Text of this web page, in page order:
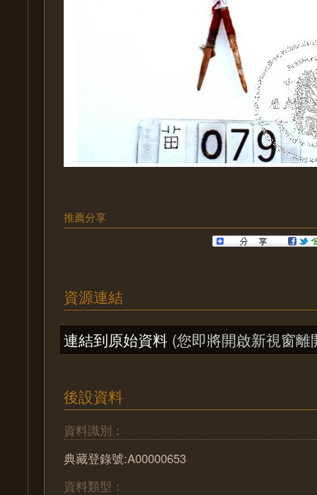
推薦分享
資源連結
連結到原始資料 (您即將開啟新視窗離
後設資料
資料識別：
典藏登錄號:A00000653
資料類型：